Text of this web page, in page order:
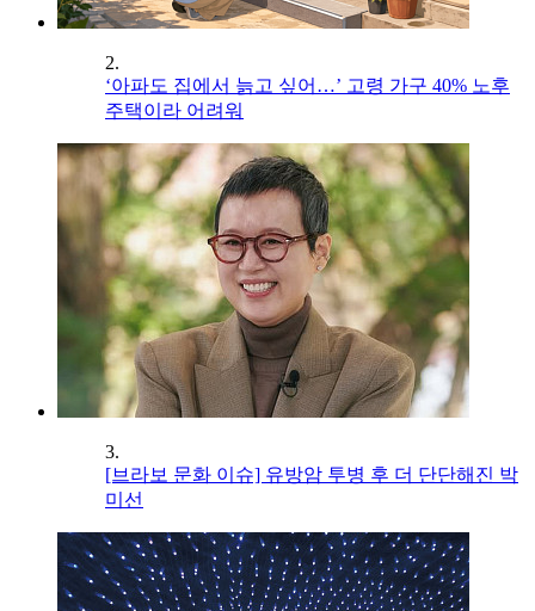
2.
‘아파도 집에서 늙고 싶어…’ 고령 가구 40% 노후
주택이라 어려워
3.
[브라보 문화 이슈] 유방암 투병 후 더 단단해진 박
미선